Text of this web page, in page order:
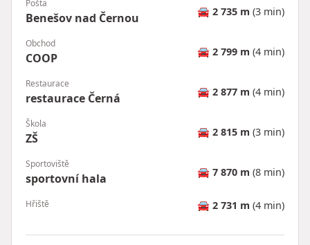
Pošta
Benešov nad Černou 🚘 2 735 m (3 min)
Obchod
COOP 🚘 2 799 m (4 min)
Restaurace
restaurace Černá 🚘 2 877 m (4 min)
Škola
ZŠ 🚘 2 815 m (3 min)
Sportoviště
sportovní hala 🚘 7 870 m (8 min)
Hřiště 🚘 2 731 m (4 min)